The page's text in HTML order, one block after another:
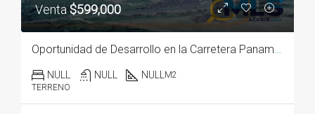
Venta$599,000
Oportunidad de Desarrollo en la Carretera Panamericana
NULL NULL NULL
M2
TERRENO